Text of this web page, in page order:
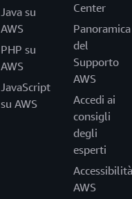
Java su
AWS
PHP su
AWS
JavaScript
su AWS
Center
Panoramica
del
Supporto
AWS
Accedi ai
consigli
degli
esperti
Accessibilità
AWS